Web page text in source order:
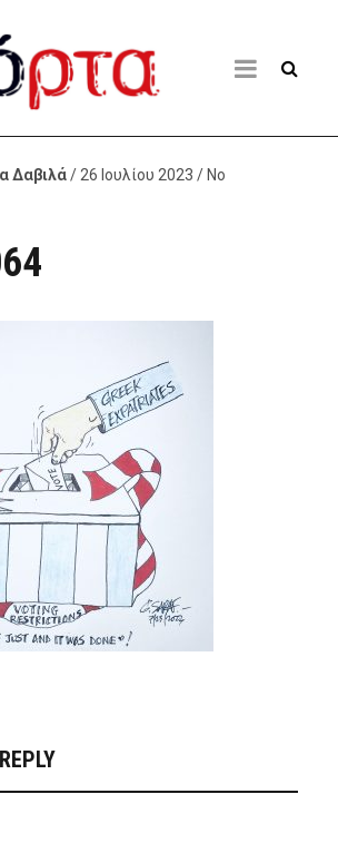
Δαβιλά/ 26 Ιουλίου 2023 / No